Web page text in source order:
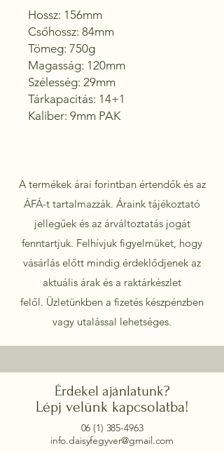
Hossz: 156mm
Csőhossz: 84mm
Tömeg: 750g
Magasság: 120mm
Szélesség: 29mm
Tárkapacitás: 14+1
Kaliber: 9mm PAK
A termékek árai forintban értendők és az
ÁFÁ-t tartalmazzák. Áraink tájékoztató
jellegűek és az árváltoztatás jogát
fenntartjuk. Felhívjuk figyelmüket, hogy
vásárlás előtt mindig érdeklődjenek az
aktuális árak és a raktárkészlet
felől. Üzletünkben a fizetés készpénzben
vagy utalással lehetséges.
Érdekel ajánlatunk?
Lépj velünk kapcsolatba!
06 (1) 385-4963
info.daisyfegyver@gmail.com